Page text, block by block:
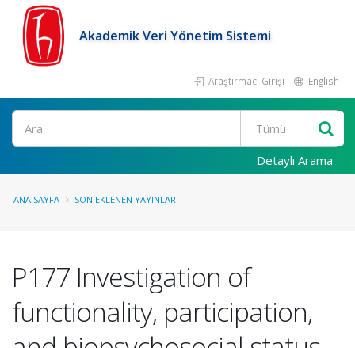
Akademik Veri Yönetim Sistemi
Araştırmacı Girişi English
Ara
Detaylı Arama
ANA SAYFA SON EKLENEN YAYINLAR
P177 Investigation of
functionality, participation,